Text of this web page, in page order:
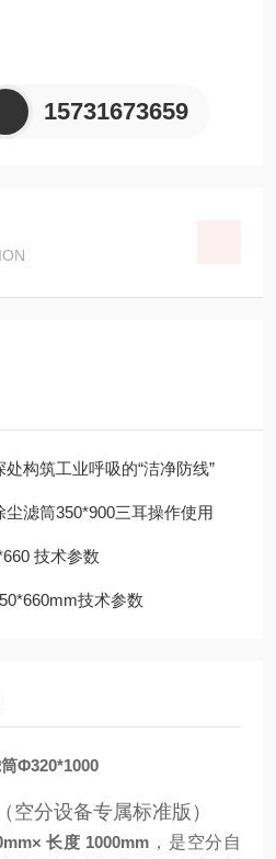
15731673659
构筑工业呼吸的“洁净防线”
滤筒350*900三耳操作使用
技术参数
技术参数
Φ‌320*1000
空分设备专属标准版）
长度 1000mm ，是空分自